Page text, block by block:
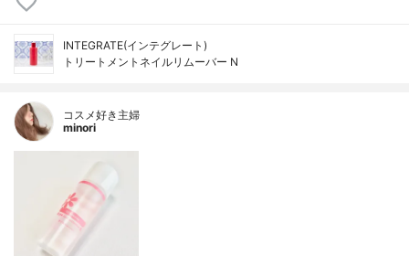
INTEGRATE(インテグレート)
トリートメントネイルリムーバー N
コスメ好き主婦
minori